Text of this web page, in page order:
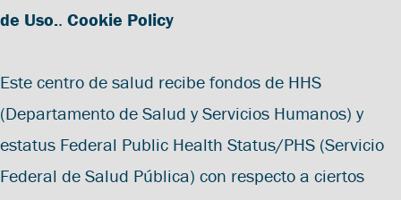
de Uso.. Cookie Policy
Este centro de salud recibe fondos de HHS
(Departamento de Salud y Servicios Humanos) y
estatus Federal Public Health Status/PHS (Servicio
Federal de Salud Pública) con respecto a ciertos